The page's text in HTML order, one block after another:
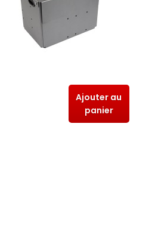
Ajouter au
panier